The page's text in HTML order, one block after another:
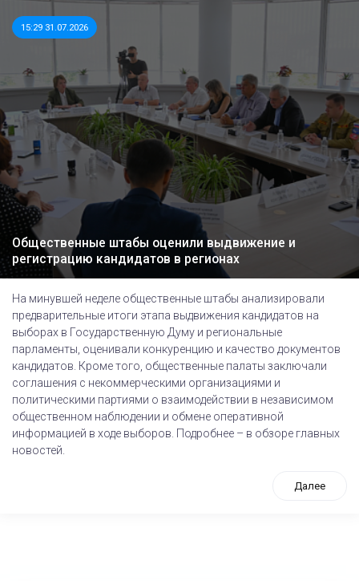
15:29 31.07.2026
Общественные штабы оценили выдвижение и
регистрацию кандидатов в регионах
На минувшей неделе общественные штабы анализировали
предварительные итоги этапа выдвижения кандидатов на
выборах в Государственную Думу и региональные
парламенты, оценивали конкуренцию и качество документов
кандидатов. Кроме того, общественные палаты заключали
соглашения с некоммерческими организациями и
политическими партиями о взаимодействии в независимом
общественном наблюдении и обмене оперативной
информацией в ходе выборов. Подробнее – в обзоре главных
новостей.
Далее